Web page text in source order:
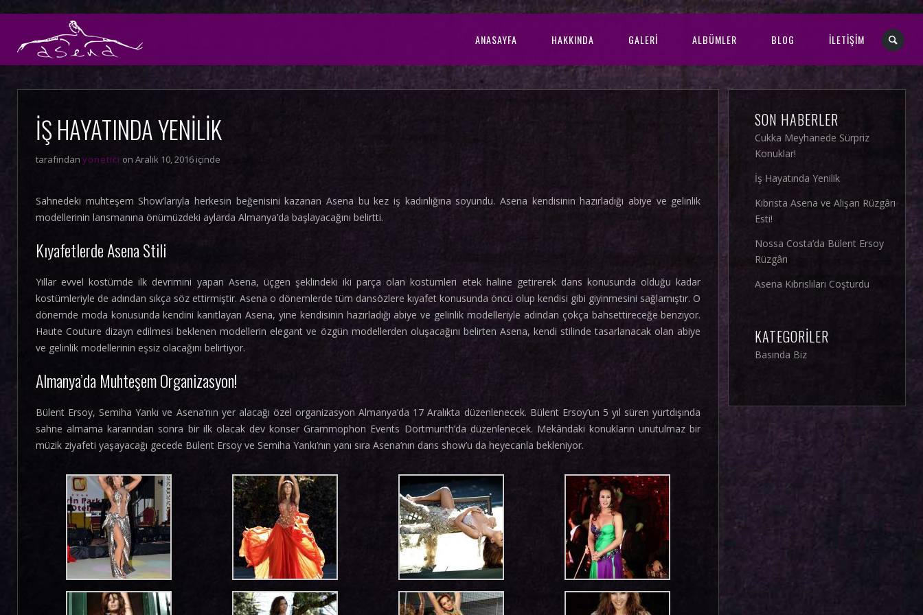
ANASAYFA HAKKINDA GALERI ALBÜMLER BLOG İLETIŞIM
İŞ HAYATINDA YENILIK
tarafından yonetici on Aralık 10, 2016 içinde
Sahnedeki muhteşem Show’larıyla herkesin beğenisini kazanan Asena bu kez iş kadınlığına soyundu. Asena kendisinin hazırladığı abiye ve gelinlik
modellerinin lansmanına önümüzdeki aylarda Almanya’da başlayacağını belirtti.
Kıyafetlerde Asena Stili
Yıllar evvel kostümde ilk devrimini yapan Asena, üçgen şeklindeki iki parça olan kostümleri etek haline getirerek dans konusunda olduğu kadar
kostümleriyle de adından sıkça söz ettirmiştir. Asena o dönemlerde tüm dansözlere kıyafet konusunda öncü olup kendisi gibi giyinmesini sağlamıştır. O
dönemde moda konusunda kendini kanıtlayan Asena, yine kendisinin hazırladığı abiye ve gelinlik modelleriyle adından çokça bahsettireceğe benziyor.
Haute Couture dizayn edilmesi beklenen modellerin elegant ve özgün modellerden oluşacağını belirten Asena, kendi stilinde tasarlanacak olan abiye
ve gelinlik modellerinin eşsiz olacağını belirtiyor.
Almanya’da Muhteşem Organizasyon!
Bülent Ersoy, Semiha Yankı ve Asena’nın yer alacağı özel organizasyon Almanya’da 17 Aralıkta düzenlenecek. Bülent Ersoy’un 5 yıl süren yurtdışında
sahne almama kararından sonra bir ilk olacak dev konser Grammophon Events Dortmunth’da düzenlenecek. Mekândaki konukların unutulmaz bir
müzik ziyafeti yaşayacağı gecede Bülent Ersoy ve Semiha Yankı’nın yanı sıra Asena’nın dans show’u da heyecanla bekleniyor.
SON HABERLER
Cukka Meyhanede Sürpriz
Konuklar!
İş Hayatında Yenilik
Kıbrısta Asena ve Alişan Rüzgârı
Esti!
Nossa Costa’da Bülent Ersoy
Rüzgârı
Asena Kıbrıslıları Coşturdu
KATEGORILER
Basında Biz